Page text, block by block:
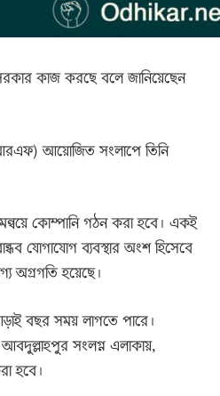
কাজ করছে বলে জানিয়েছেন
আয়োজিত সংলাপে তিনি
কোম্পানি গঠন করা হবে। একই
যোগাযোগ ব্যবস্থার অংশ হিসেবে
অগ্রগতি হয়েছে।
বছর সময় লাগতে পারে।
আবদুল্লাহপুর সংলগ্ন এলাকায়,
হবে।